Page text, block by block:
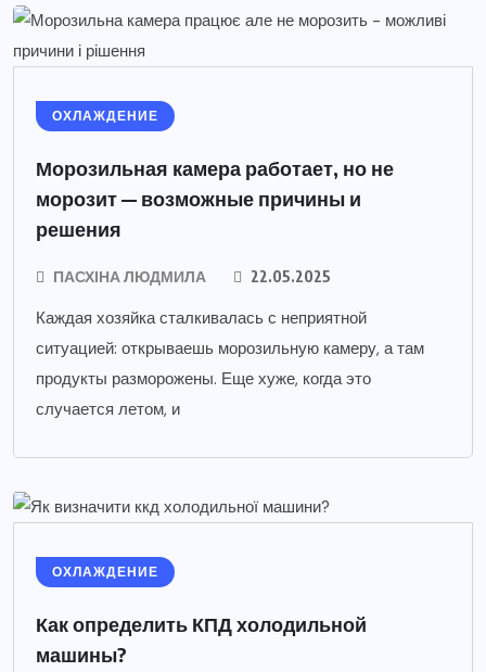
ОХЛАЖДЕНИЕ
Морозильная камера работает, но не
морозит — возможные причины и
решения
ПАСХІНА ЛЮДМИЛА 22.05.2025
Каждая хозяйка сталкивалась с неприятной
ситуацией: открываешь морозильную камеру, а там
продукты разморожены. Еще хуже, когда это
случается летом, и
ОХЛАЖДЕНИЕ
Как определить КПД холодильной
машины?